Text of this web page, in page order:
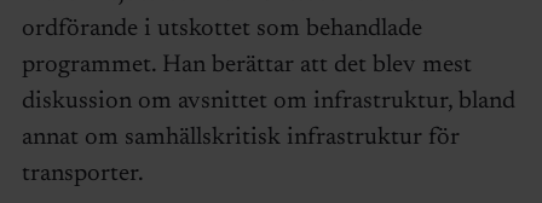
ordförande i utskottet som behandlade
programmet. Han berättar att det blev mest
diskussion om avsnittet om infrastruktur, bland
annat om samhällskritisk infrastruktur för
transporter.